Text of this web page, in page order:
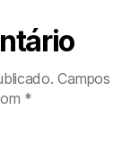
Campos
*